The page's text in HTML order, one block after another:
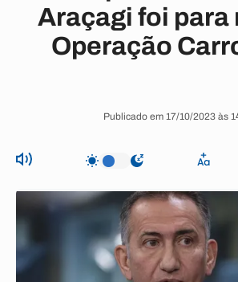
Araçagi foi para
Operação
Publicado em 17/10/2023 às